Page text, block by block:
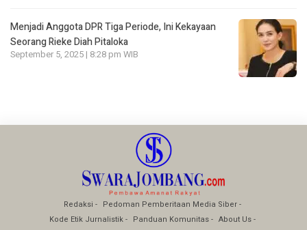
Menjadi Anggota DPR Tiga Periode, Ini Kekayaan
Seorang Rieke Diah Pitaloka
September 5, 2025 | 8:28 pm WIB
Redaksi
Pedoman Pemberitaan Media Siber
Kode Etik Jurnalistik
Panduan Komunitas
About Us